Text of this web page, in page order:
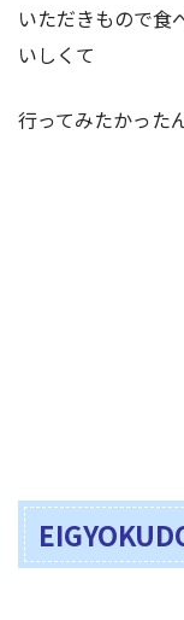
いただきもので食
いしくて
行ってみたかった